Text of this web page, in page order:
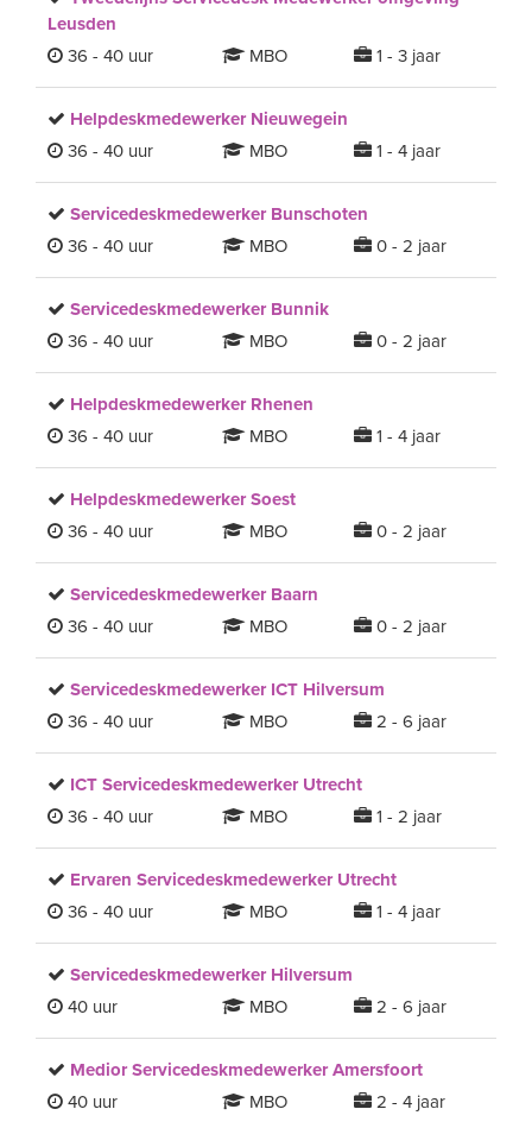
Leusden
36 - 40 uur
MBO 1 - 3 jaar
Helpdeskmedewerker Nieuwegein
36 - 40 uur
MBO 1 - 4 jaar
Servicedeskmedewerker Bunschoten
36 - 40 uur
MBO 0 - 2 jaar
Servicedeskmedewerker Bunnik
36 - 40 uur
MBO 0 - 2 jaar
Helpdeskmedewerker Rhenen
36 - 40 uur
MBO 1 - 4 jaar
Helpdeskmedewerker Soest
36 - 40 uur
MBO 0 - 2 jaar
Servicedeskmedewerker Baarn
36 - 40 uur
MBO 0 - 2 jaar
Servicedeskmedewerker ICT Hilversum
36 - 40 uur
MBO 2 - 6 jaar
ICT Servicedeskmedewerker Utrecht
36 - 40 uur
MBO 1 - 2 jaar
Ervaren Servicedeskmedewerker Utrecht
36 - 40 uur
MBO 1 - 4 jaar
Servicedeskmedewerker Hilversum
40 uur
MBO 2 - 6 jaar
Medior Servicedeskmedewerker Amersfoort
40 uur
MBO 2 - 4 jaar